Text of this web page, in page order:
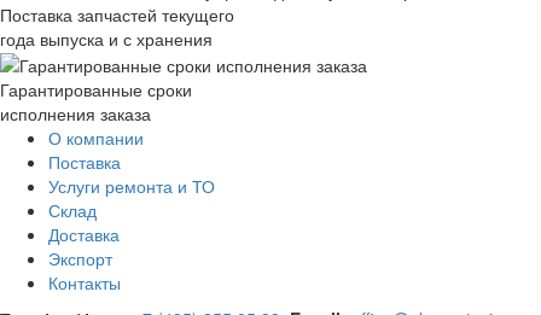
Поставка запчастей текущего
года выпуска и с хранения
Гарантированные сроки
исполнения заказа
О компании
Поставка
Услуги ремонта и ТО
Склад
Доставка
Экспорт
Контакты